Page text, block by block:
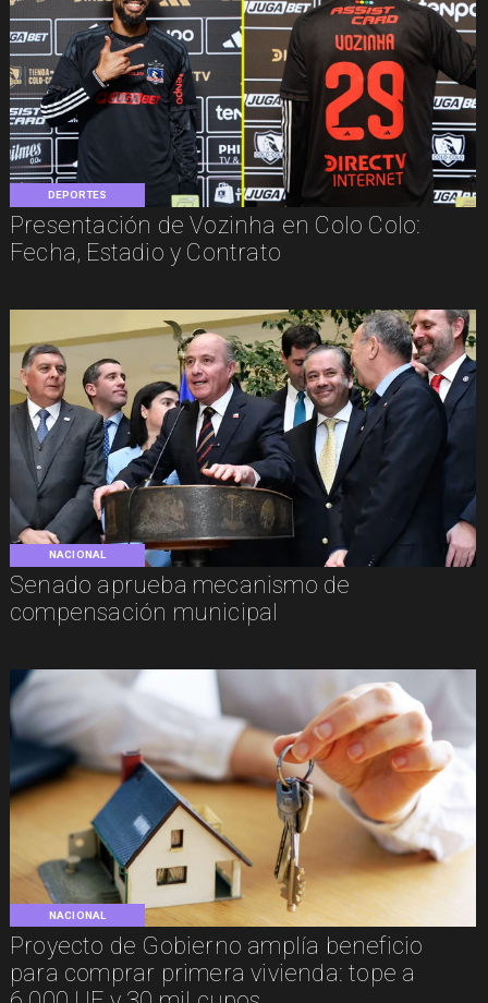
DEPORTES
Presentación de Vozinha en Colo Colo:
Fecha, Estadio y Contrato
NACIONAL
Senado aprueba mecanismo de
compensación municipal
NACIONAL
Proyecto de Gobierno amplía beneficio
para comprar primera vivienda: tope a